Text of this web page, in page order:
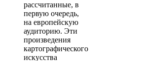
рассчитанные, в
первую очередь,
на европейскую
аудиторию. Эти
произведения
картографического
искусства